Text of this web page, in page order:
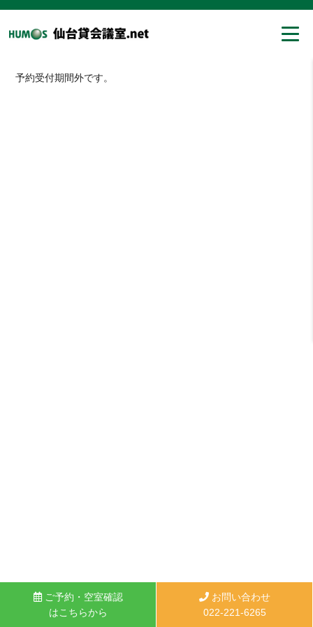
ご予約・空室確認
はこちらから
お問い合わせ
022-221-6265
予約受付期間外です。